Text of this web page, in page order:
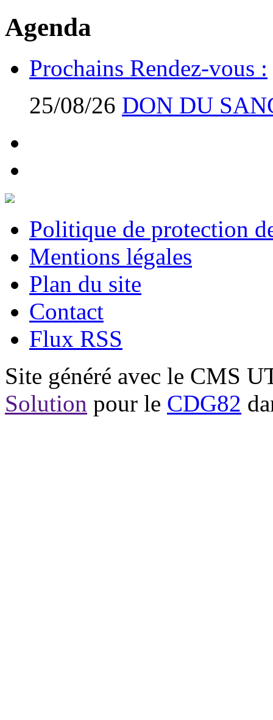
Agenda
Prochains Rendez-vous :
25/08/26 DON DU
Politique de protection
Mentions légales
Plan du site
Contact
Flux RSS
Site généré avec le CMS
Solution pour le CDG82